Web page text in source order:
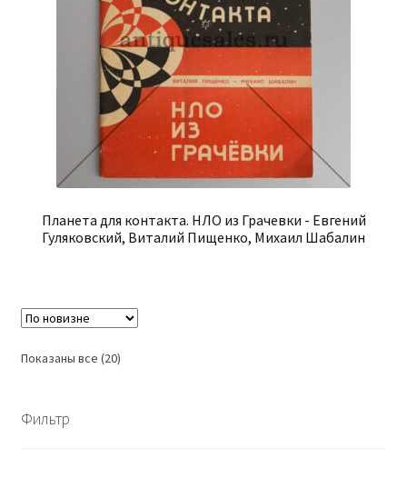
Планета для контакта. НЛО из Грачевки - Евгений
Гуляковский, Виталий Пищенко, Михаил Шабалин
Показаны все (20)Сортировка:
Фильтр